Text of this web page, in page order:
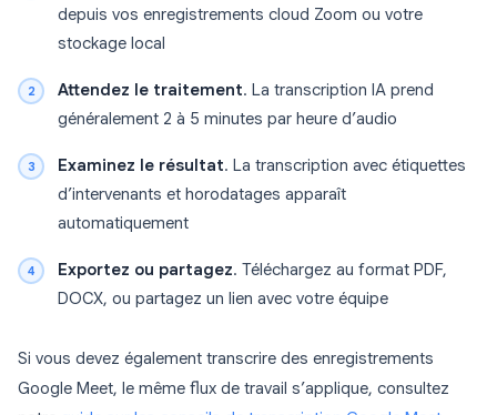
depuis vos enregistrements cloud Zoom ou votre
stockage local
Attendez le traitement. La transcription IA prend
généralement 2 à 5 minutes par heure d’audio
Examinez le résultat. La transcription avec étiquettes
d’intervenants et horodatages apparaît
automatiquement
Exportez ou partagez. Téléchargez au format PDF,
DOCX, ou partagez un lien avec votre équipe
Si vous devez également transcrire des enregistrements
Google Meet, le même flux de travail s’applique, consultez